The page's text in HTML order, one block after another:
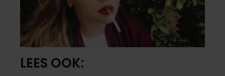
LEES OOK: